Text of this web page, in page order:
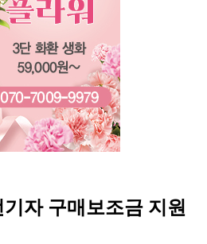
자 구매보조금 지원